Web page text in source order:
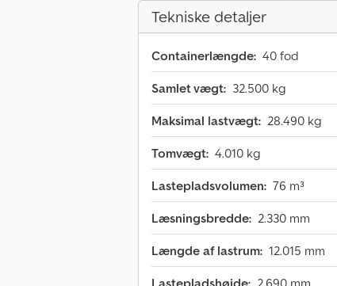
Tekniske detaljer
Containerlængde: 40 fod
Samlet vægt: 32.500 kg
Maksimal lastvægt: 28.490 kg
Tomvægt: 4.010 kg
Lastepladsvolumen: 76 m³
Læsningsbredde: 2.330 mm
Længde af lastrum: 12.015 mm